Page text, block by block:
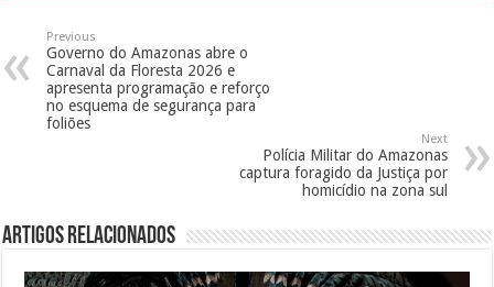
Previous
Governo do Amazonas abre o
Carnaval da Floresta 2026 e
apresenta programação e reforço
no esquema de segurança para
foliões
Next
Polícia Militar do Amazonas
captura foragido da Justiça por
homicídio na zona sul
Artigos Relacionados